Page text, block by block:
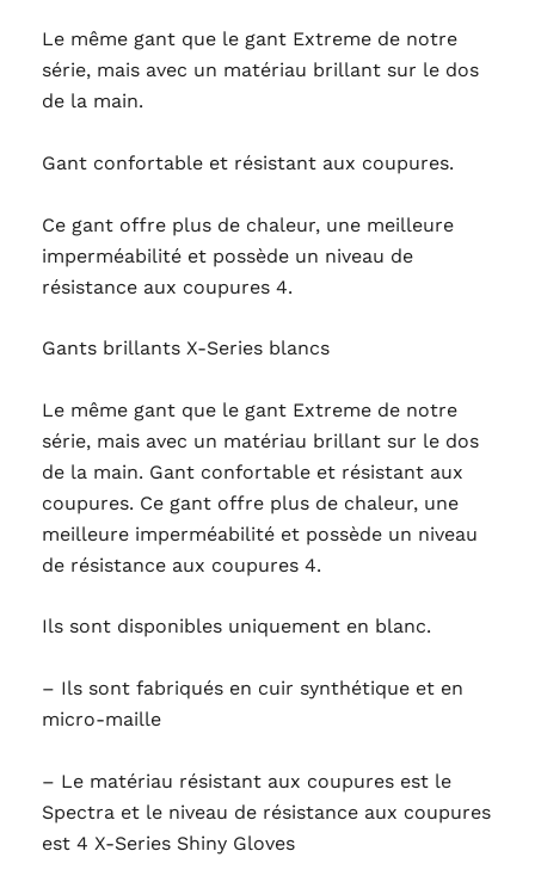
Le même gant que le gant Extreme de notre
série, mais avec un matériau brillant sur le dos
de la main.
Gant confortable et résistant aux coupures.
Ce gant offre plus de chaleur, une meilleure
imperméabilité et possède un niveau de
résistance aux coupures 4.
Gants brillants X-Series blancs
Le même gant que le gant Extreme de notre
série, mais avec un matériau brillant sur le dos
de la main. Gant confortable et résistant aux
coupures. Ce gant offre plus de chaleur, une
meilleure imperméabilité et possède un niveau
de résistance aux coupures 4.
Ils sont disponibles uniquement en blanc.
– Ils sont fabriqués en cuir synthétique et en
micro-maille
– Le matériau résistant aux coupures est le
Spectra et le niveau de résistance aux coupures
est 4 X-Series Shiny Gloves